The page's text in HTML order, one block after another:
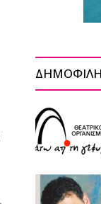
ΔΗΜΟΦΙΛΗ